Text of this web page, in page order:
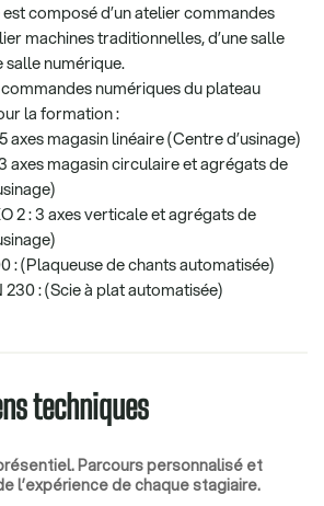
composé d’un atelier commandes
machines traditionnelles, d’une salle
salle numérique.
numériques du plateau
la formation :
axes magasin linéaire (Centre d’usinage)
axes magasin circulaire et agrégats de
2 : 3 axes verticale et agrégats de
: (Plaqueuse de chants automatisée)
230 : (Scie à plat automatisée)
techniques
. Parcours personnalisé et
l’expérience de chaque stagiaire.